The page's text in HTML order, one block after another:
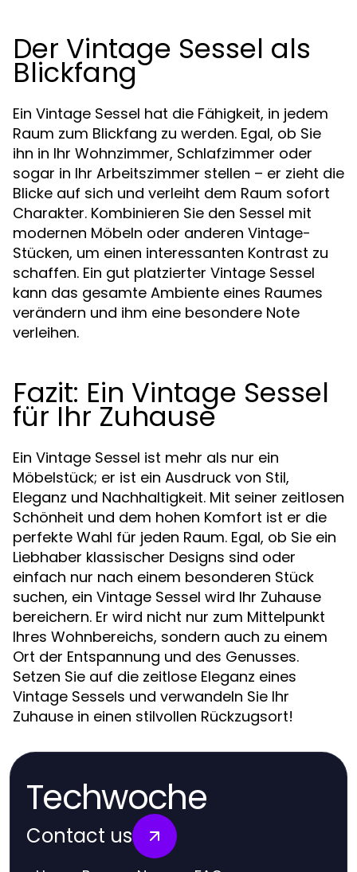
Der Vintage Sessel als
Blickfang
Ein Vintage Sessel hat die Fähigkeit, in jedem
Raum zum Blickfang zu werden. Egal, ob Sie
ihn in Ihr Wohnzimmer, Schlafzimmer oder
sogar in Ihr Arbeitszimmer stellen – er zieht die
Blicke auf sich und verleiht dem Raum sofort
Charakter. Kombinieren Sie den Sessel mit
modernen Möbeln oder anderen Vintage-
Stücken, um einen interessanten Kontrast zu
schaffen. Ein gut platzierter Vintage Sessel
kann das gesamte Ambiente eines Raumes
verändern und ihm eine besondere Note
verleihen.
Fazit: Ein Vintage Sessel
für Ihr Zuhause
Ein Vintage Sessel ist mehr als nur ein
Möbelstück; er ist ein Ausdruck von Stil,
Eleganz und Nachhaltigkeit. Mit seiner zeitlosen
Schönheit und dem hohen Komfort ist er die
perfekte Wahl für jeden Raum. Egal, ob Sie ein
Liebhaber klassischer Designs sind oder
einfach nur nach einem besonderen Stück
suchen, ein Vintage Sessel wird Ihr Zuhause
bereichern. Er wird nicht nur zum Mittelpunkt
Ihres Wohnbereichs, sondern auch zu einem
Ort der Entspannung und des Genusses.
Setzen Sie auf die zeitlose Eleganz eines
Vintage Sessels und verwandeln Sie Ihr
Zuhause in einen stilvollen Rückzugsort!
Techwoche
Contact us